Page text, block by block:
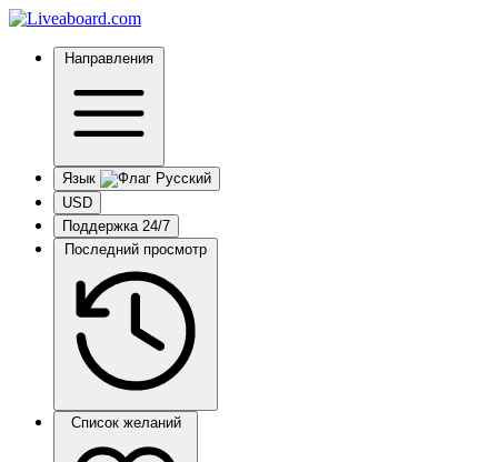
Направления
Язык
USD
Поддержка 24/7
Последний просмотр
Список желаний